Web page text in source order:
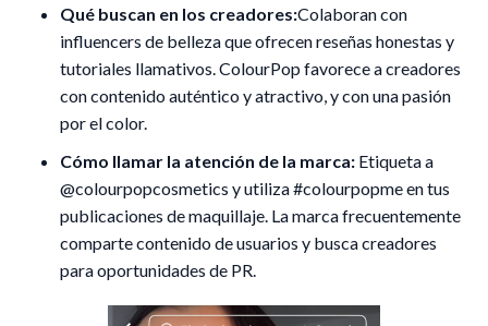
Qué buscan en los creadores:Colaboran con
influencers de belleza que ofrecen reseñas honestas y
tutoriales llamativos. ColourPop favorece a creadores
con contenido auténtico y atractivo, y con una pasión
por el color.
Cómo llamar la atención de la marca: Etiqueta a
@colourpopcosmetics y utiliza #colourpopme en tus
publicaciones de maquillaje. La marca frecuentemente
comparte contenido de usuarios y busca creadores
para oportunidades de PR.